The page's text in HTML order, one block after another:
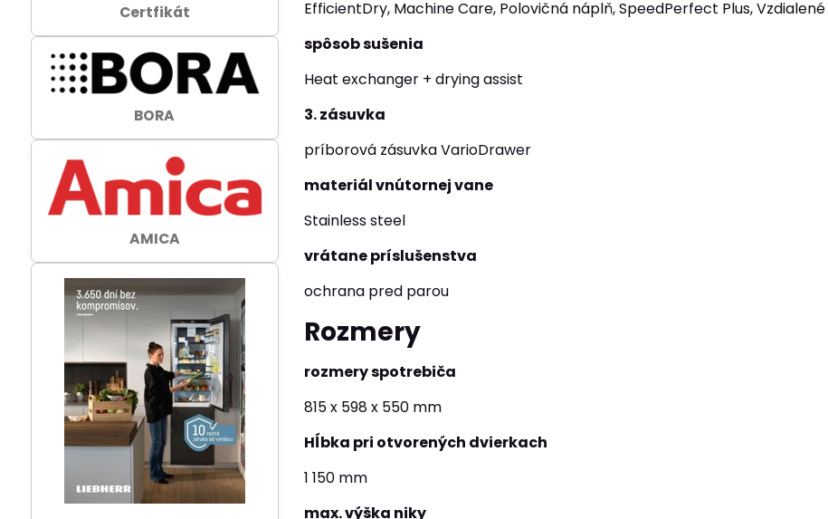
EfficientDry, Machine Care, Polovičná náplň, SpeedPerfect Plus,
spôsob sušenia
Heat exchanger + drying assist
3. zásuvka
príborová zásuvka VarioDrawer
materiál vnútornej vane
Stainless steel
vrátane príslušenstva
ochrana pred parou
Rozmery
rozmery spotrebiča
815 x 598 x 550 mm
Hĺbka pri otvorených dvierkach
1 150 mm
max. výška niky
Certfikát
BORA
AMICA